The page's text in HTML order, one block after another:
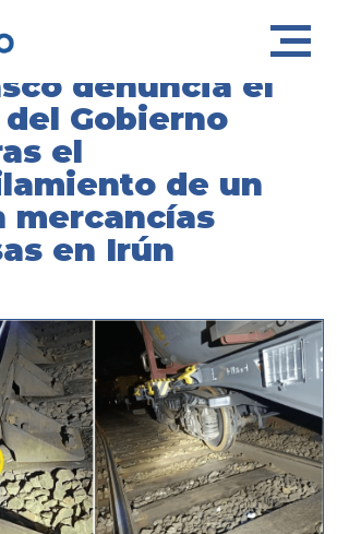
denuncia el
Gobierno
el
de un
mercancías
en Irún